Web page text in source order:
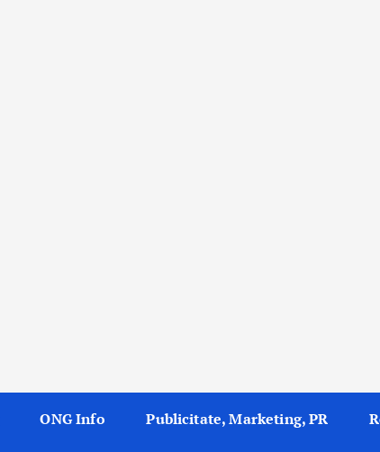
ONG Info Publicitate, Marketing, PR